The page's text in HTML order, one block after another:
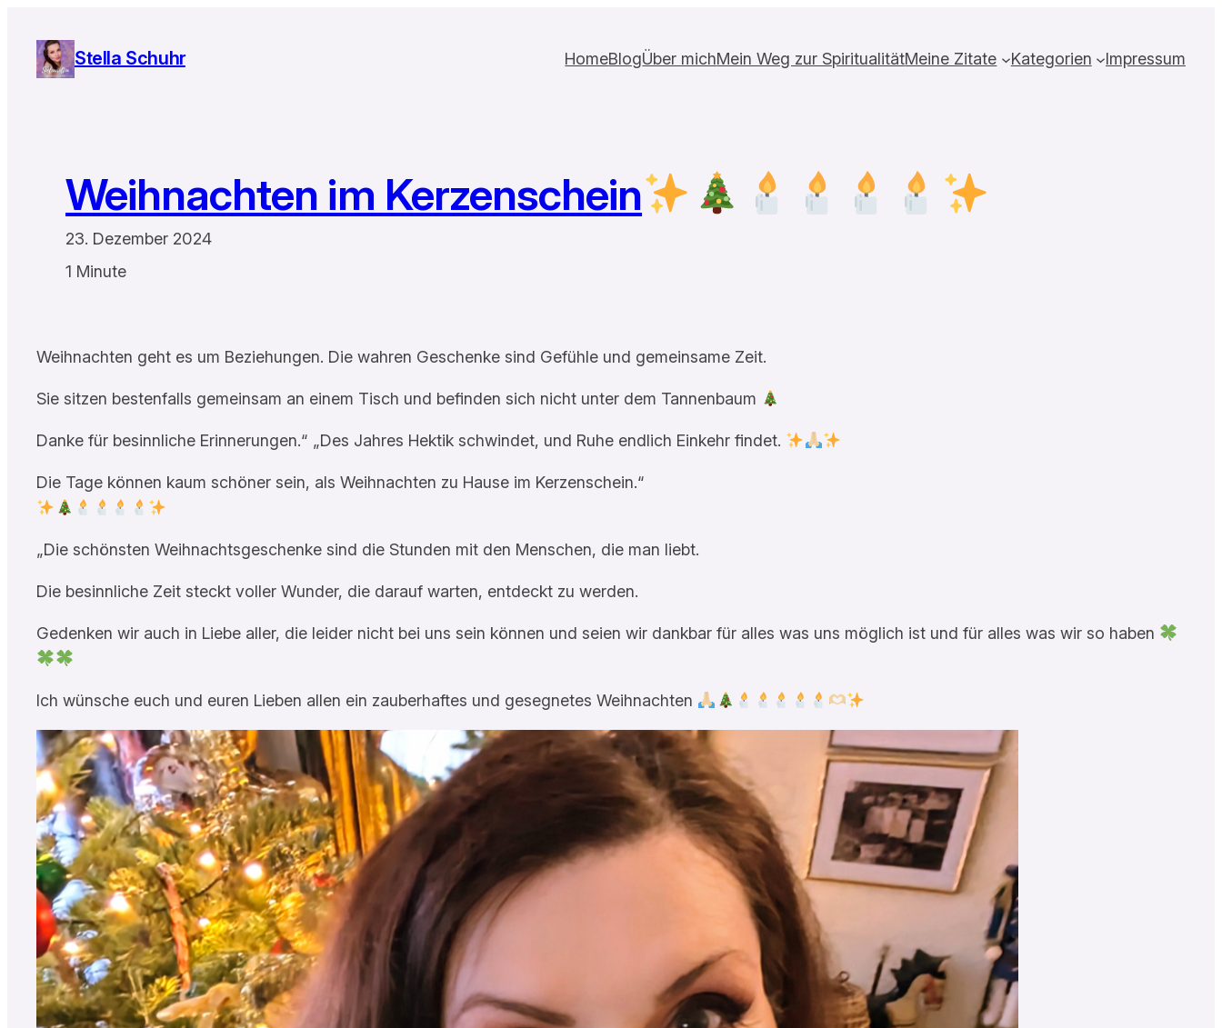
Inhalt
springen
Stella Schuhr HomeBlogÜber michMein Weg zur SpiritualitätMeine Zitate Kategorien Impressum
Weihnachten im Kerzenschein
23. Dezember 2024
1 Minute
Weihnachten geht es um Beziehungen. Die wahren Geschenke sind Gefühle und gemeinsame Zeit.
Sie sitzen bestenfalls gemeinsam an einem Tisch und befinden sich nicht unter dem Tannenbaum
Danke für besinnliche Erinnerungen.“ „Des Jahres Hektik schwindet, und Ruhe endlich Einkehr findet.
Die Tage können kaum schöner sein, als Weihnachten zu Hause im Kerzenschein.“
„Die schönsten Weihnachtsgeschenke sind die Stunden mit den Menschen, die man liebt.
Die besinnliche Zeit steckt voller Wunder, die darauf warten, entdeckt zu werden.
Gedenken wir auch in Liebe aller, die leider nicht bei uns sein können und seien wir dankbar für alles was uns möglich ist und für alles was wir so haben
Ich wünsche euch und euren Lieben allen ein zauberhaftes und gesegnetes Weihnachten